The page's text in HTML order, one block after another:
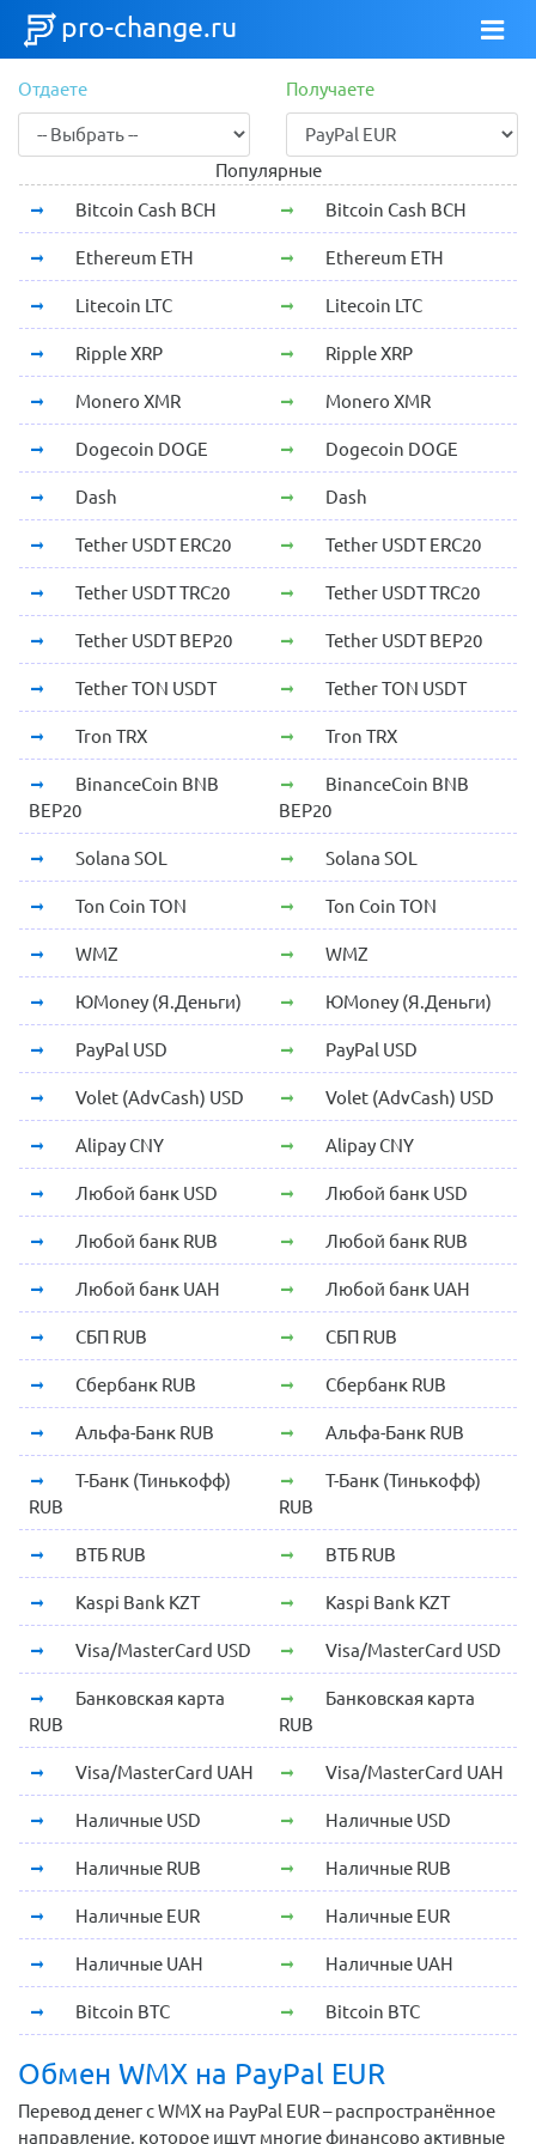
pro-change.ru
Отдаете Получаете
Популярные
Bitcoin Cash BCH
Bitcoin Cash BCH
Ethereum ETH Ethereum ETH
Litecoin LTC Litecoin LTC
Ripple XRP Ripple XRP
Monero XMR Monero XMR
Dogecoin DOGE Dogecoin DOGE
Dash Dash
Tether USDT ERC20 Tether USDT ERC20
Tether USDT TRC20 Tether USDT TRC20
Tether USDT BEP20 Tether USDT BEP20
Tether TON USDT Tether TON USDT
Tron TRX Tron TRX
BinanceCoin BNB
BEP20
BinanceCoin BNB
BEP20
Solana SOL Solana SOL
Ton Coin TON Ton Coin TON
WMZ WMZ
ЮMoney (Я.Деньги) ЮMoney (Я.Деньги)
PayPal USD PayPal USD
Volet (AdvCash) USD Volet (AdvCash) USD
Alipay CNY Alipay CNY
Любой банк USD Любой банк USD
Любой банк RUB Любой банк RUB
Любой банк UAH Любой банк UAH
СБП RUB СБП RUB
Сбербанк RUB Сбербанк RUB
Альфа-Банк RUB Альфа-Банк RUB
Т-Банк (Тинькофф)
RUB
Т-Банк (Тинькофф)
RUB
ВТБ RUB ВТБ RUB
Kaspi Bank KZT Kaspi Bank KZT
Visa/MasterCard USD Visa/MasterCard USD
Банковская карта
RUB
Банковская карта
RUB
Visa/MasterCard UAH Visa/MasterCard UAH
Наличные USD Наличные USD
Наличные RUB Наличные RUB
Наличные EUR Наличные EUR
Наличные UAH Наличные UAH
Bitcoin BTC Bitcoin BTC
Обмен WMX на PayPal EUR
Перевод денег с WMX на PayPal EUR – распространённое
направление, которое ищут многие финансово активные